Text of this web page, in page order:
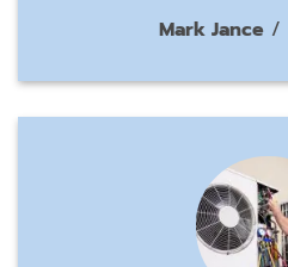
Mark Jance /